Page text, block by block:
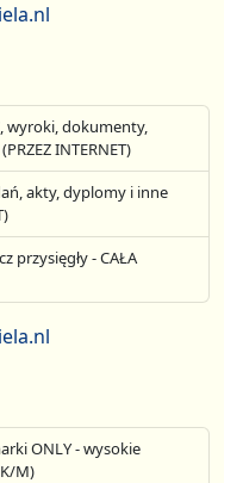
wyroki, dokumenty,
INTERNET)
akty, dyplomy i inne
przysięgły - CAŁA
ONLY - wysokie
M)